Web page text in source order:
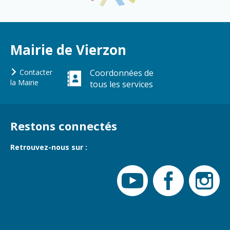
Travaux
Marchés
Urbanisme et
logement
Réseau de
chaleur urbain
Mairie de Vierzon
Contacter
la Mairie
Coordonnées de
tous les services
Restons connectés
Retrouvez-nous sur :